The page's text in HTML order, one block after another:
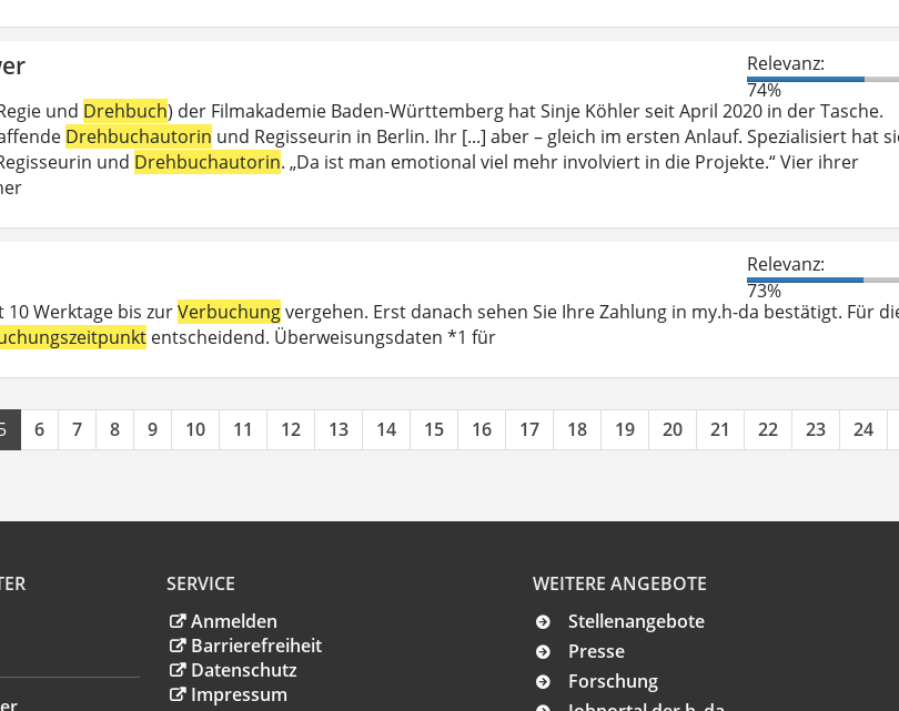
Relevanz:
74%
und Drehbuch) der Filmakademie Baden-Württemberg hat Sinje Köhler seit April 2020 in der Tasche.
Drehbuchautorin und Regisseurin in Berlin. Ihr [...] aber – gleich im ersten Anlauf. Spezialisiert hat
und Drehbuchautorin. „Da ist man emotional viel mehr involviert in die Projekte.“ Vier ihrer
Relevanz:
73%
Werktage bis zurVerbuchungvergehen. Erst danach sehen Sie Ihre Zahlung in my.h-da bestätigt. Für
entscheidend. Überweisungsdaten *1 für
6 7 8 9 10 11 12 13 14 15 16 17 18 19 20 21 22 23 24
SERVICE
Anmelden
Barrierefreiheit
Datenschutz
Impressum
WEITERE ANGEBOTE
Stellenangebote
Presse
Forschung